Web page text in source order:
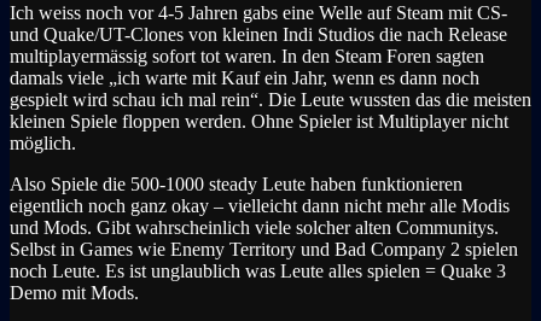
Ich weiss noch vor 4-5 Jahren gabs eine Welle auf Steam mit CS-
und Quake/UT-Clones von kleinen Indi Studios die nach Release
multiplayermässig sofort tot waren. In den Steam Foren sagten
damals viele „ich warte mit Kauf ein Jahr, wenn es dann noch
gespielt wird schau ich mal rein“. Die Leute wussten das die meisten
kleinen Spiele floppen werden. Ohne Spieler ist Multiplayer nicht
möglich.
Also Spiele die 500-1000 steady Leute haben funktionieren
eigentlich noch ganz okay – vielleicht dann nicht mehr alle Modis
und Mods. Gibt wahrscheinlich viele solcher alten Communitys.
Selbst in Games wie Enemy Territory und Bad Company 2 spielen
noch Leute. Es ist unglaublich was Leute alles spielen = Quake 3
Demo mit Mods.